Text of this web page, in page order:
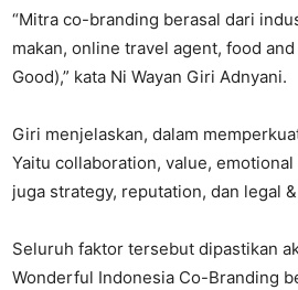
“Mitra co-branding berasal dari
makan, online travel agent, food
Good),” kata Ni Wayan Giri Adnyani.
Giri menjelaskan, dalam
Yaitu collaboration, value,
juga strategy, reputation, dan legal
Seluruh faktor tersebut dipastikan
Wonderful Indonesia Co-Branding